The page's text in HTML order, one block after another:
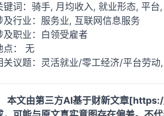
键词： 骑手, 月均收入, 就业形态, 平台
及行业： 服务业, 互联网信息服务
及职业： 白领受雇者
点： 无
关议题： 灵活就业/零工经济/平台劳
本文由第三方AI基于财新文章